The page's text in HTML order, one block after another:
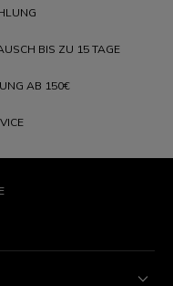
BIS ZU 15 TAGE
AB 150€